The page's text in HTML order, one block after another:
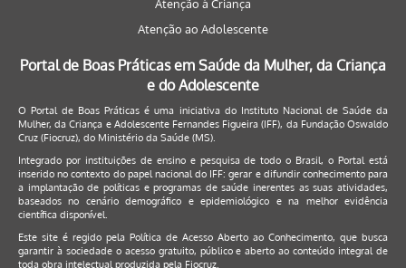
Atenção à Criança
Atenção ao Adolescente
Portal de Boas Práticas em Saúde da Mulher, da Criança
e do Adolescente
O Portal de Boas Práticas é uma iniciativa do Instituto Nacional de Saúde da
Mulher, da Criança e Adolescente Fernandes Figueira (IFF), da Fundação Oswaldo
Cruz (Fiocruz), do Ministério da Saúde (MS).
Integrado por instituições de ensino e pesquisa de todo o Brasil, o Portal está
inserido no contexto do papel nacional do IFF: gerar e difundir conhecimento para
a implantação de políticas e programas de saúde inerentes as suas atividades,
baseados no cenário demográfico e epidemiológico e na melhor evidência
científica disponível.
Este site é regido pela Política de Acesso Aberto ao Conhecimento, que busca
garantir à sociedade o acesso gratuito, público e aberto ao conteúdo integral de
toda obra intelectual produzida pela Fiocruz.